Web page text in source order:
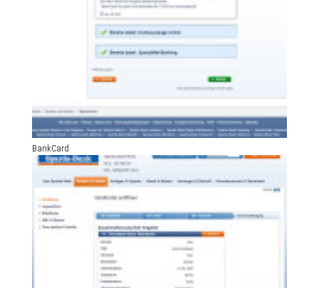
BankCard